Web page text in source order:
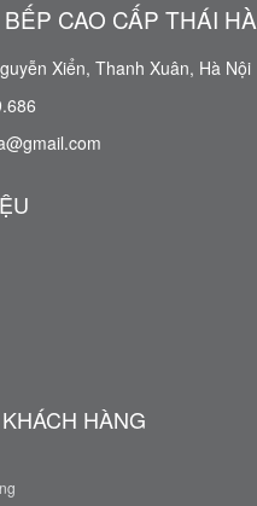
CAO CẤP THÁI HÀ
Xiển, Thanh Xuân, Hà Nội
HÀNG